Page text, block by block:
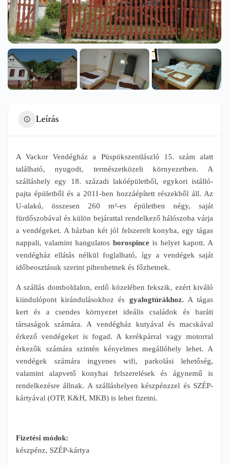
Leírás
A Vackor Vendégház a Püspökszentlászló 15. szám alatt
található, nyugodt, természetközeli környezetben. A
szálláshely egy 18. századi lakóépületből, egykori istálló-
pajta épületből és a 2011-ben hozzáépített részekből áll. Az
U-alakú, összesen 260 m²-es épületben négy, saját
fürdőszobával és külön bejárattal rendelkező hálószoba várja
a vendégeket. A házban két jól felszerelt konyha, egy tágas
nappali, valamint hangulatos borospince is helyet kapott. A
vendégház ellátás nélkül foglalható, így a vendégek saját
időbeosztásuk szerint pihenhetnek és főzhetnek.
A szállás domboldalon, erdő közelében fekszik, ezért kiváló
kiindulópont kirándulásokhoz és gyalogtúrákhoz. A tágas
kert és a csendes környezet ideális családok és baráti
társaságok számára. A vendégház kutyával és macskával
érkező vendégeket is fogad. A kerékpárral vagy motorral
érkezők számára szintén kényelmes megállóhely lehet. A
vendégek számára ingyenes wifi, parkolási lehetőség,
valamint alapvető konyhai felszerelések és ágynemű is
rendelkezésre állnak. A szálláshelyen készpénzzel és SZÉP-
kártyával (OTP, K&H, MKB) is lehet fizetni.
Fizetési módok:
készpénz, SZÉP-kártya